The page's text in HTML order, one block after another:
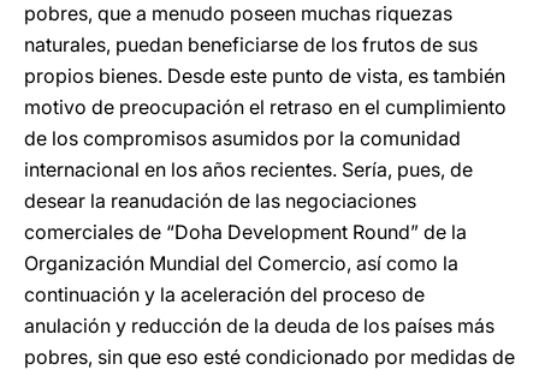
pobres, que a menudo poseen muchas riquezas
naturales, puedan beneficiarse de los frutos de sus
propios bienes. Desde este punto de vista, es también
motivo de preocupación el retraso en el cumplimiento
de los compromisos asumidos por la comunidad
internacional en los años recientes. Sería, pues, de
desear la reanudación de las negociaciones
comerciales de “Doha Development Round” de la
Organización Mundial del Comercio, así como la
continuación y la aceleración del proceso de
anulación y reducción de la deuda de los países más
pobres, sin que eso esté condicionado por medidas de